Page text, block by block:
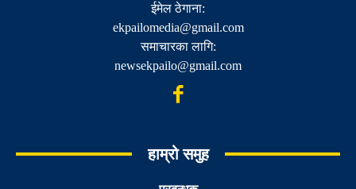
ईमेल ठेगाना:
ekpailomedia@gmail.com
समाचारका लागि:
newsekpailo@gmail.com
हाम्रो समुह